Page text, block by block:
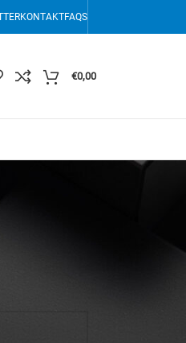
KONTAKTFAQS
€0,00
angezeigt